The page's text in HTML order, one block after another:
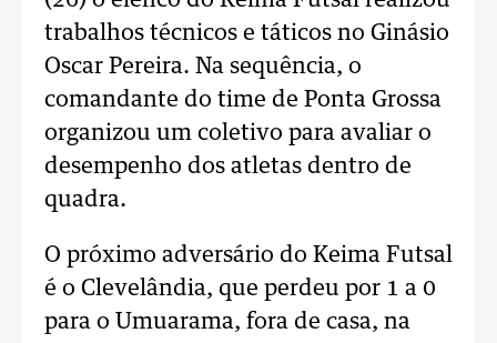
trabalhos técnicos e táticos no Ginásio
Oscar Pereira. Na sequência, o
comandante do time de Ponta Grossa
organizou um coletivo para avaliar o
desempenho dos atletas dentro de
quadra.
O próximo adversário do Keima Futsal
é o Clevelândia, que perdeu por 1 a 0
para o Umuarama, fora de casa, na